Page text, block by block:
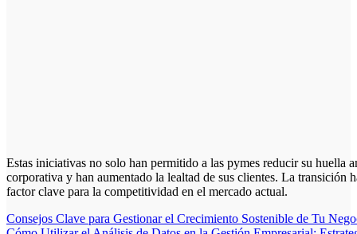
Estas iniciativas no solo han permitido a las pymes reducir su huella
corporativa y han aumentado la lealtad de sus clientes. La transición
factor clave para la competitividad en el mercado actual.
Navegación
Consejos Clave para Gestionar el Crecimiento Sostenible de Tu